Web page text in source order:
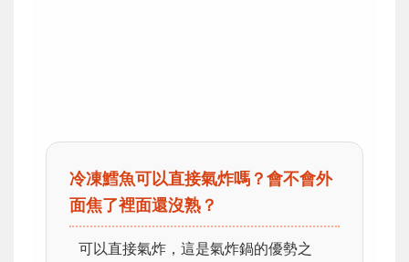
冷凍鱈魚可以直接氣炸嗎？會不會外
面焦了裡面還沒熟？
可以直接氣炸，這是氣炸鍋的優勢之